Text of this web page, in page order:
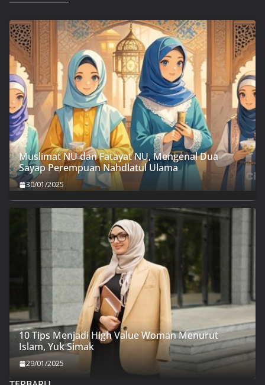
Muslimat NU dan Fatayat NU, Mengenal Dua
Sayap Perempuan Nahdlatul Ulama
30/01/2025
10 Tips Menjadi High Value Woman Menurut
Islam, Yuk Simak
29/01/2025